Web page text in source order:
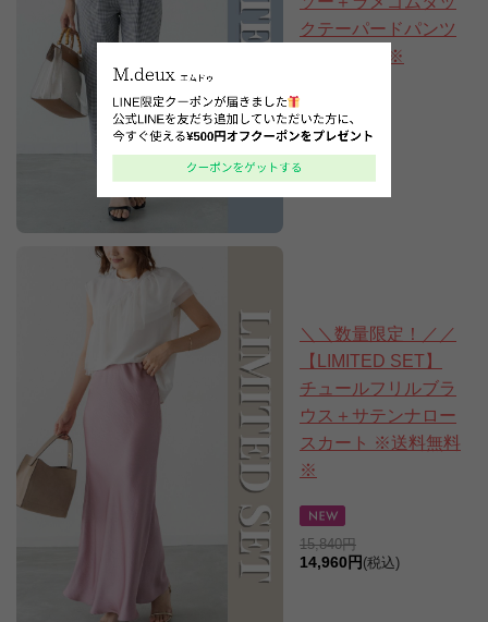
クテーパードパンツ
※送料無料※
14,300円
＼＼数量限定！／／
【LIMITED SET】
チュールフリルブラ
ウス＋サテンナロー
スカート ※送料無料
※
15,840円
14,960円 (税込)